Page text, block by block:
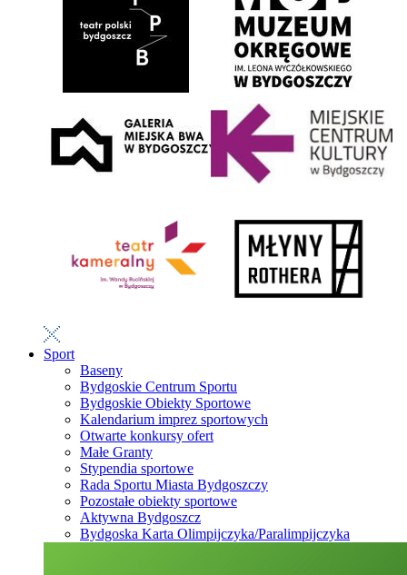
Sport
Baseny
Bydgoskie Centrum Sportu
Bydgoskie Obiekty Sportowe
Kalendarium imprez sportowych
Otwarte konkursy ofert
Małe Granty
Stypendia sportowe
Rada Sportu Miasta Bydgoszczy
Pozostałe obiekty sportowe
Aktywna Bydgoszcz
Bydgoska Karta Olimpijczyka/Paralimpijczyka